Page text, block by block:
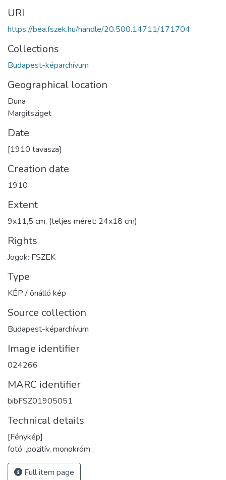
URI
https://bea.fszek.hu/handle/20.500.14711/171704
Collections
Budapest-képarchívum
Geographical location
Duna
Margitsziget
Date
[1910 tavasza]
Creation date
1910
Extent
9x11,5 cm, (teljes méret: 24x18 cm)
Rights
Jogok: FSZEK
Type
KÉP / önálló kép
Source collection
Budapest-képarchívum
Image identifier
024266
MARC identifier
bibFSZ01905051
Technical details
[Fénykép]
fotó :,pozitív, monokróm ;
Full item page